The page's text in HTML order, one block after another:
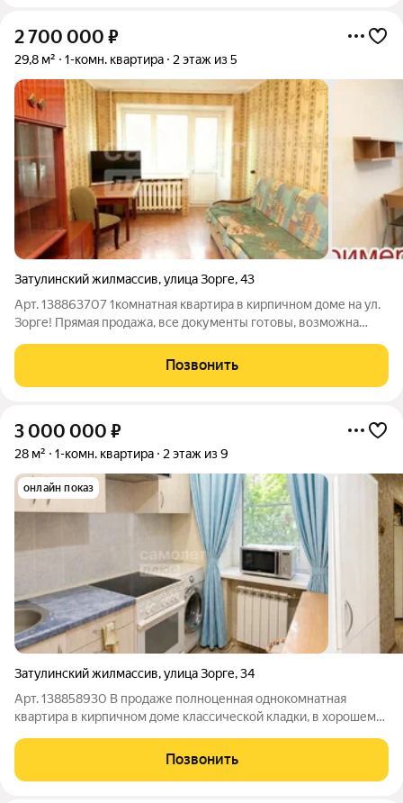
2 700 000 ₽
29,8 м² 1-комн. квартира 2 этаж из 5
Затулинский жилмассив,улица Зорге,43
Арт. 138863707 1комнатная квартира в кирпичном доме на ул.
Зорге! Прямая продажа, все документы готовы, возможна
компактная светлая квартира общей площадью 29.8 м на 2
этаже 5этажного
Позвонить
3 000 000 ₽
28 м² 1-комн. квартира 2 этаж из 9
онлайн показ
Затулинский жилмассив,улица Зорге,34
Арт. 138858930 В продаже полноценная однокомнатная
квартира в кирпичном доме классической кладки, в хорошем
посторонние не ходят. Все необходимое для комфортного
проживания находится в
Позвонить